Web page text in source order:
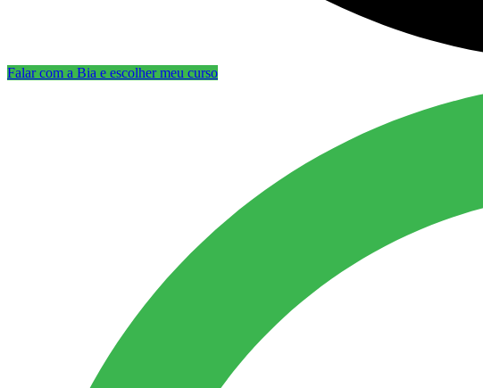
Falar com a Bia e escolher meu curso